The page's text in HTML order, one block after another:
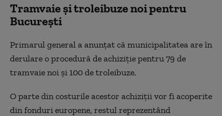
Tramvaie și troleibuze noi pentru
București
Primarul general a anunțat că municipalitatea are în
derulare o procedură de achiziție pentru 79 de
tramvaie noi și 100 de troleibuze.
O parte din costurile acestor achiziții vor fi acoperite
din fonduri europene, restul reprezentând